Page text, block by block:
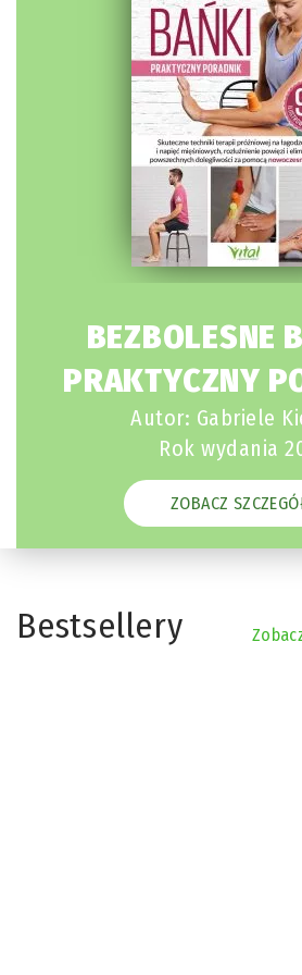
BEZBOLESNE
PRAKTYCZNY
Autor: Gabriele
Rok wydania
ZOBACZ
Bestsellery